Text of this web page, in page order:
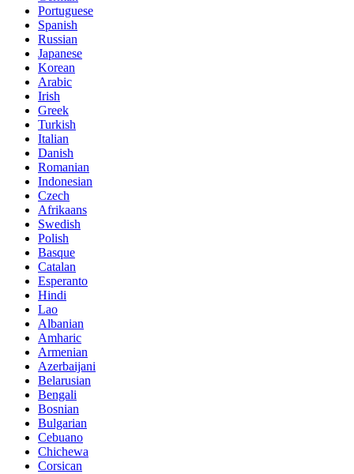
Portuguese
Spanish
Russian
Japanese
Korean
Arabic
Irish
Greek
Turkish
Italian
Danish
Romanian
Indonesian
Czech
Afrikaans
Swedish
Polish
Basque
Catalan
Esperanto
Hindi
Lao
Albanian
Amharic
Armenian
Azerbaijani
Belarusian
Bengali
Bosnian
Bulgarian
Cebuano
Chichewa
Corsican